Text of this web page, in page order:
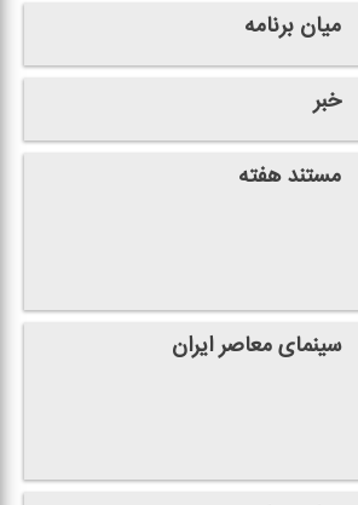
میان برنامه
خبر
مستند هفته
سینمای معاصر ایران